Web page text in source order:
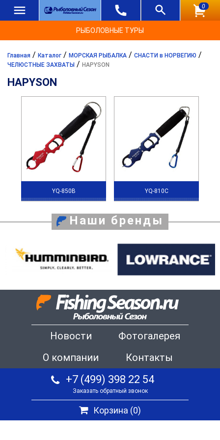
0
РЫБОЛОВНЫЕ ТУРЫ
Главная / Каталог / МОРСКАЯ РЫБАЛКА / СНАСТИ в НОРВЕГИЮ /
ЧЕЛЮСТНЫЕ ЗАХВАТЫ / HAPYSON
HAPYSON
YQ-850B YQ-810C
Наши бренды
Новости
Фотогалерея
О компании
Контакты
+7 (499) 398 22 54
Заказать обратный звонок
Корзина (0)